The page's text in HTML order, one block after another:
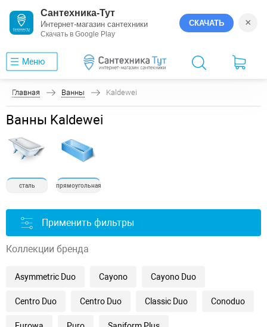
Сантехника-Тут
Интернет-магазин сантехники
Скачать в Google Play
СКАЧАТЬ ×
Меню
Главная Ванны Kaldewei
Ванны Kaldewei
сталь прямоугольная
Применить фильтры
Коллекции бренда
Asymmetric Duo Cayono Cayono Duo
Centro Duo Centro Duo Classic Duo Conoduo